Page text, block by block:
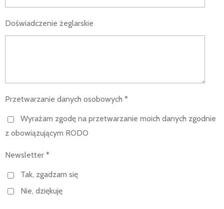
Doświadczenie żeglarskie
Przetwarzanie danych osobowych *
Wyrażam zgodę na przetwarzanie moich danych zgodnie
z obowiązującym RODO
Newsletter *
Tak, zgadzam się
Nie, dziękuję